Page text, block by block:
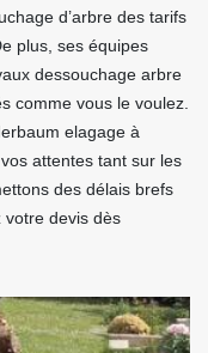
d’arbre des tarifs
plus, ses équipes
dessouchage arbre
comme vous le voulez.
elagage à
attentes tant sur les
des délais brefs
votre devis dès